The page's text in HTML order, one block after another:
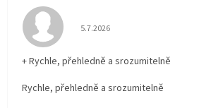
Hodnocení obchodu je 5 z 5
5.7.2026
+ Rychle, přehledně a srozumitelně
Rychle, přehledně a srozumitelně